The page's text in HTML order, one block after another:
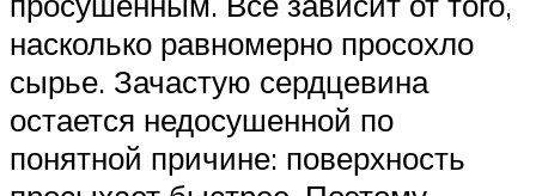
насколько равномерно просохло
сырье. Зачастую сердцевина
остается недосушенной по
понятной причине: поверхность